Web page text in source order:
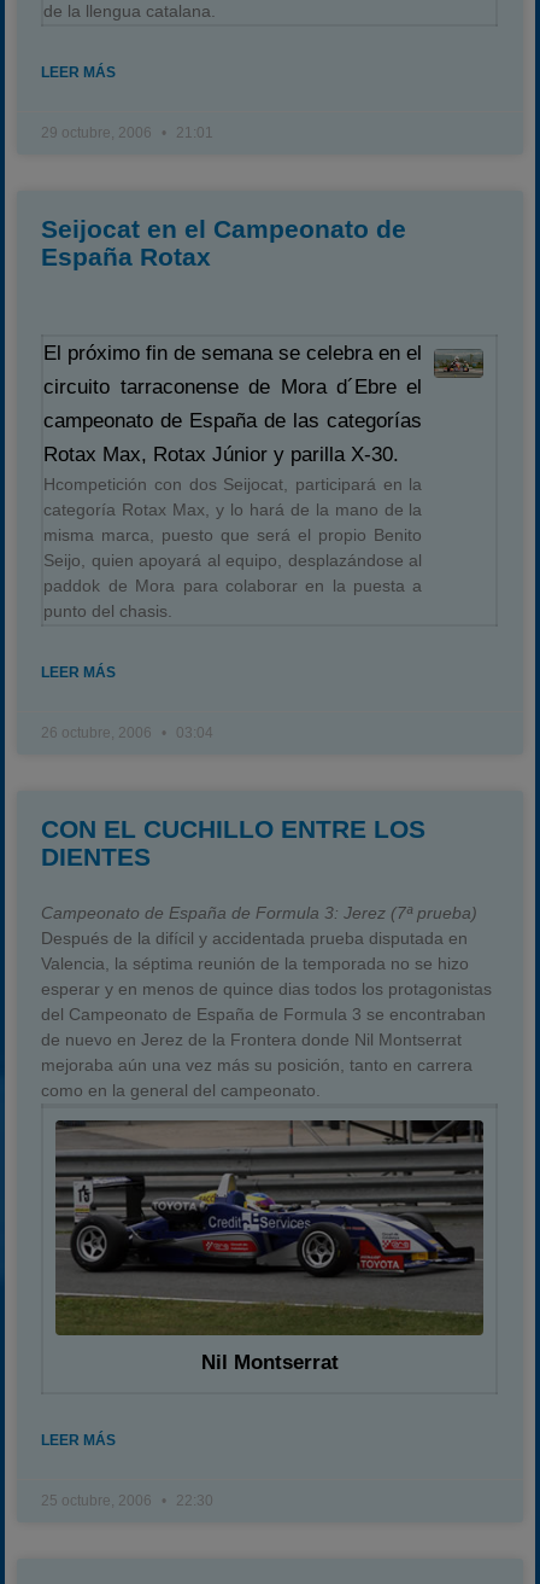
de la llengua catalana.
LEER MÁS
29 octubre, 2006 21:01
Seijocat en el Campeonato de
España Rotax
El próximo fin de semana se celebra en el
circuito tarraconense de Mora d´Ebre el
campeonato de España de las categorías
Rotax Max, Rotax Júnior y parilla X-30.
Hcompetición con dos Seijocat, participará en la
categoría Rotax Max, y lo hará de la mano de la
misma marca, puesto que será el propio Benito
Seijo, quien apoyará al equipo, desplazándose al
paddok de Mora para colaborar en la puesta a
punto del chasis.
LEER MÁS
26 octubre, 2006 03:04
CON EL CUCHILLO ENTRE LOS
DIENTES
Campeonato de España de Formula 3: Jerez (7ª prueba)
Después de la difícil y accidentada prueba disputada en
Valencia, la séptima reunión de la temporada no se hizo
esperar y en menos de quince dias todos los protagonistas
del Campeonato de España de Formula 3 se encontraban
de nuevo en Jerez de la Frontera donde Nil Montserrat
mejoraba aún una vez más su posición, tanto en carrera
como en la general del campeonato.
Nil Montserrat
LEER MÁS
25 octubre, 2006 22:30